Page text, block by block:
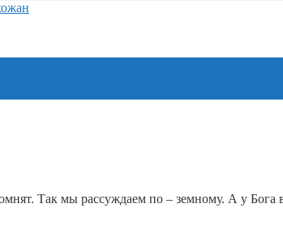
Так мы рассуждаем по – земному. А у